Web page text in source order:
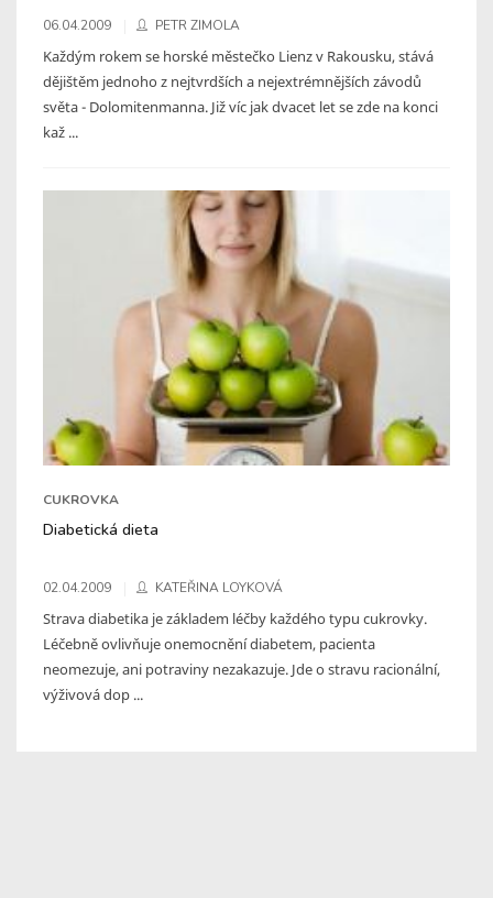
06.04.2009 PETR ZIMOLA
Každým rokem se horské městečko Lienz v Rakousku, stává
dějištěm jednoho z nejtvrdších a nejextrémnějších závodů
světa - Dolomitenmanna. Již víc jak dvacet let se zde na konci
kaž ...
CUKROVKA
Diabetická dieta
02.04.2009 KATEŘINA LOYKOVÁ
Strava diabetika je základem léčby každého typu cukrovky.
Léčebně ovlivňuje onemocnění diabetem, pacienta
neomezuje, ani potraviny nezakazuje. Jde o stravu racionální,
výživová dop ...